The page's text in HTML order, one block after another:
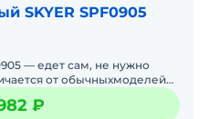
SKYER SPF0905
— едет сам, не нужно
от обычныхмоделей
не нужно толкать т
₽